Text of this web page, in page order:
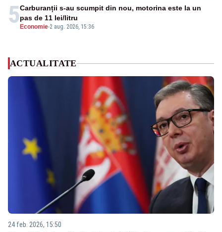
5 Economie-2 aug. 2026, 15:36
Carburanții s-au scumpit din nou, motorina este la un
pas de 11 lei/litru
ACTUALITATE
24 feb. 2026, 15:50